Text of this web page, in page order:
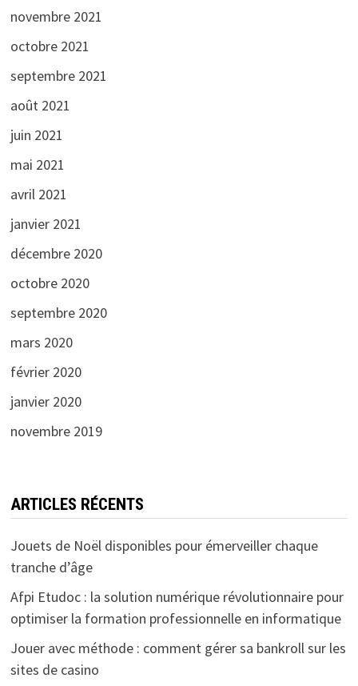
novembre 2021
octobre 2021
septembre 2021
août 2021
juin 2021
mai 2021
avril 2021
janvier 2021
décembre 2020
octobre 2020
septembre 2020
mars 2020
février 2020
janvier 2020
novembre 2019
ARTICLES RÉCENTS
Jouets de Noël disponibles pour émerveiller chaque
tranche d’âge
Afpi Etudoc : la solution numérique révolutionnaire pour
optimiser la formation professionnelle en informatique
Jouer avec méthode : comment gérer sa bankroll sur les
sites de casino